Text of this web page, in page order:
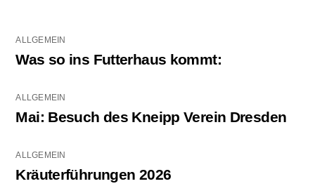
ALLGEMEIN
Was so ins Futterhaus kommt:
ALLGEMEIN
Mai: Besuch des Kneipp Verein Dresden
ALLGEMEIN
Kräuterführungen 2026